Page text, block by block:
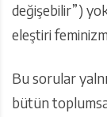
değişebilir”)
eleştiri
Bu sorular
bütün